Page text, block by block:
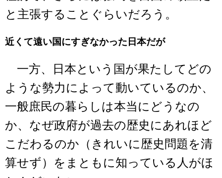
と主張することぐらいだろう。
近くて遠い国にすぎなかった日本だが
一方、日本という国が果たしてどの
ような勢力によって動いているのか、
一般庶民の暮らしは本当にどうなの
か、なぜ政府が過去の歴史にあれほど
こだわるのか（きれいに歴史問題を清
算せず）をまともに知っている人がほ